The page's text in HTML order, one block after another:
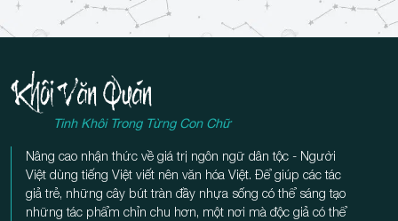
Tinh Khôi Trong Từng Con Chữ
Nâng cao nhận thức về giá trị ngôn ngữ dân tộc - Người
Việt dùng tiếng Việt viết nên văn hóa Việt. Để giúp các tác
giả trẻ, những cây bút tràn đầy nhựa sống có thể sáng tạo
những tác phẩm chỉn chu hơn, một nơi mà độc giả có thể